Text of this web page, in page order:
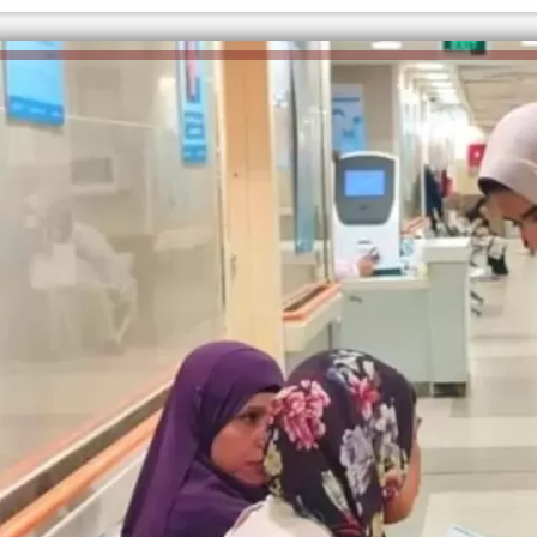
إلهام شرشر تكتب: دي مبقتش كورة..
دي سياسة
الكاتبة إلهام شرشر تهنئ الرئيس
السيسي بعيد ميلاده وتُشيد بجهوده
في بناء الدولة